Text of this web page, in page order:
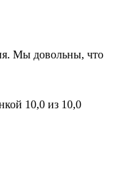
Мы довольны, что
10,0 из 10,0